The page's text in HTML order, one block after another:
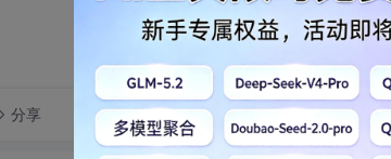
分享 转发到动态 举报